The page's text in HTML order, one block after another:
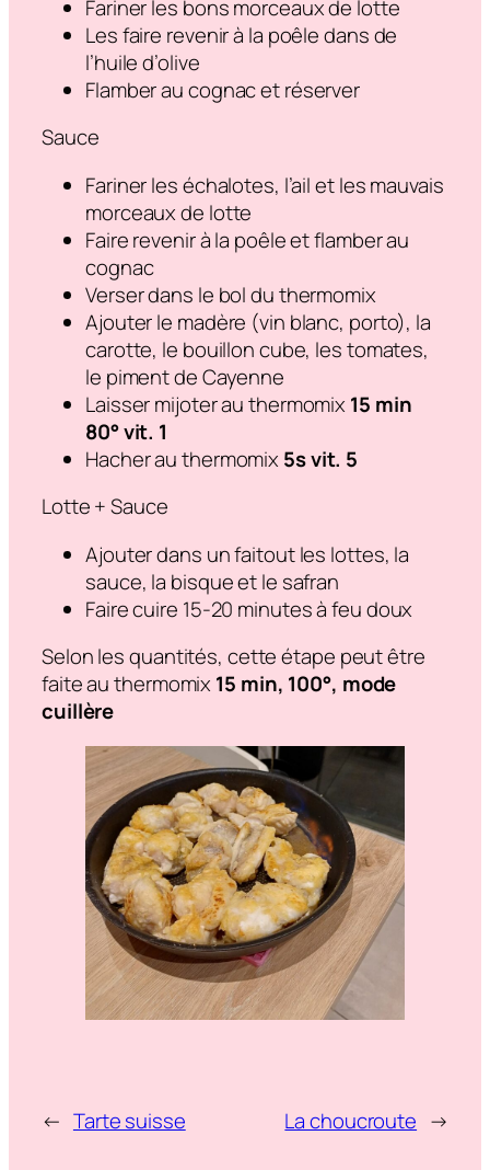
Fariner les bons morceaux de lotte
Les faire revenir à la poêle dans de
l’huile d’olive
Flamber au cognac et réserver
Sauce
Fariner les échalotes, l’ail et les mauvais
morceaux de lotte
Faire revenir à la poêle et flamber au
cognac
Verser dans le bol du thermomix
Ajouter le madère (vin blanc, porto), la
carotte, le bouillon cube, les tomates,
le piment de Cayenne
Laisser mijoter au thermomix15 min
80° vit. 1
Hacher au thermomix5s vit. 5
Lotte + Sauce
Ajouter dans un faitout les lottes, la
sauce, la bisque et le safran
Faire cuire 15-20 minutes à feu doux
Selon les quantités, cette étape peut être
faite au thermomix15 min, 100°, mode
cuillère
← Tarte suisse La choucroute →